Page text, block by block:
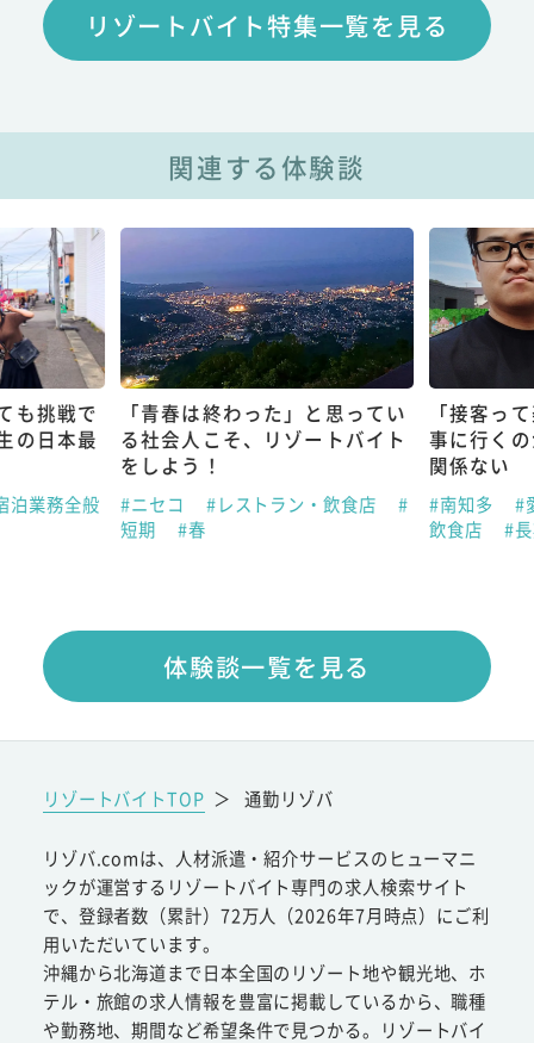
リゾートバイト特集一覧を見る
関連する体験談
も挑戦で
の日本最
泊業務全般
「青春は終わった」と思ってい
る社会人こそ、リゾートバイト
をしよう！
#ニセコ #レストラン・飲食店
#
短期
#春
「接客っ
事に行く
関係ない
#南知多
#
飲食店
#
体験談一覧を見る
リゾートバイトTOP ＞ 通勤リゾバ
リゾバ.comは、人材派遣・紹介サービスのヒューマニ
ックが運営するリゾートバイト専門の求人検索サイト
で、登録者数（累計）72万人（2026年7月時点）にご利
用いただいています。
沖縄から北海道まで日本全国のリゾート地や観光地、ホ
テル・旅館の求人情報を豊富に掲載しているから、職種
や勤務地、期間など希望条件で見つかる。リゾートバイ